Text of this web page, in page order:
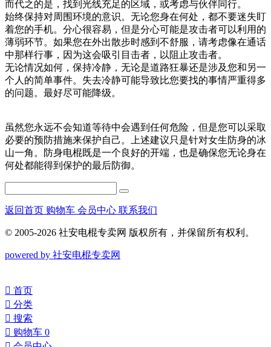
而代之的是，找到光线充足的区域，或考虑与伙伴同行。
始终保持对周围环境的意识。无论您身在何处，都不要迷失盯
着您的手机。分心很容易，但是分心可能是攻击者可以利用的
薄弱环节。如果您在外出散步时感到不舒服，请考虑像在通话
中那样行事，因为这会吸引目击者，以阻止攻击者。
无论情况如何，保持冷静，无论是道路狂暴还是涉及您和另一
个人的简单事件。失去冷静可能导致比您要找的事情严重得多
的问题。最好尽可能降级。
虽然您永远不会知道等待中会遇到任何危险，但是您可以采取
必要的预防措施来保护自己。上述建议只是针对女生防身的冰
山一角。防身电棍既是一个良好的开端，也是确保您无论身在
何处都能得到保护的最后防御。
返回首页 购物车 会员中心 联系我们
© 2005-2026 社安电棍专卖网 版权所有，并保留所有权利。
powered by 社安电棍专卖网
󰀁 首页
󰀂 分类
󰀃 搜索
󰀄 购物车 0